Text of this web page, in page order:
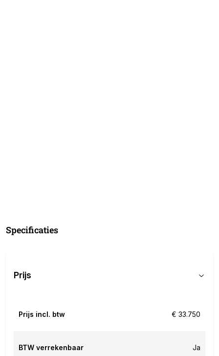
Specificaties
Prijs
Prijs incl. btw € 33.750
BTW verrekenbaar Ja